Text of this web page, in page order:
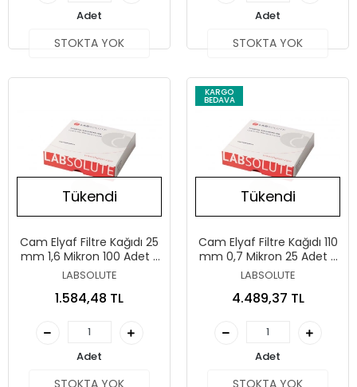
Adet
STOKTA YOK
Adet
STOKTA YOK
Tükendi
Cam Elyaf Filtre Kağıdı 25
mm 1,6 Mikron 100 Adet /
Paket
LABSOLUTE
1.584,48 TL
Adet
STOKTA YOK
KARGO
BEDAVA
Tükendi
Cam Elyaf Filtre Kağıdı 110
mm 0,7 Mikron 25 Adet /
Paket
LABSOLUTE
4.489,37 TL
Adet
STOKTA YOK